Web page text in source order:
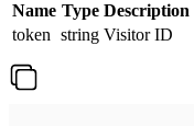
Name Type Description
token string Visitor ID